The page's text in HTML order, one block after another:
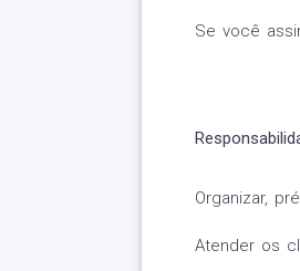
Se você
Organizar,
Atender os